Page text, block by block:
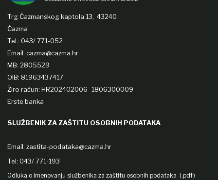
Trg Čazmanskog kaptola 13, 43240
Čazma
Tel.: 043/ 771-052
Email: cazma@cazma.hr
MB: 2805529
OIB: 81963437417
Žiro račun: HR202402006- 1806300009
Erste banka
SLUŽBENIK ZA ZAŠTITU OSOBNIH PODATAKA
Email: zastita-podataka@cazma.hr
Tel: 043/ 771-193
Odluka o imenovanju službenika za zaštitu osobnih podataka (.pdf)